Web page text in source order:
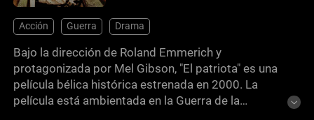
Acción Guerra Drama
Bajo la dirección de Roland Emmerich y
protagonizada por Mel Gibson, "El patriota" es una
película bélica histórica estrenada en 2000. La
película está ambientada en la Guerra de la